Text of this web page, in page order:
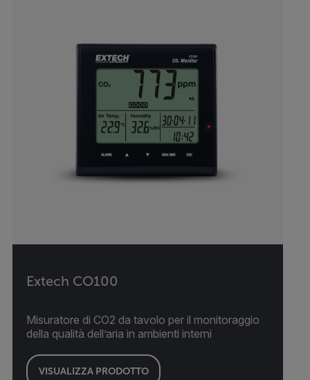
Extech CO100
Misuratore di CO2 da tavolo per il monitoraggio
della qualità dell’aria in ambienti interni
VISUALIZZA PRODOTTO